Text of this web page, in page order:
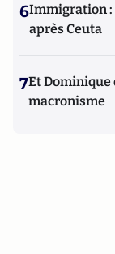
6Immigration :
après Ceuta
7Et
macronisme